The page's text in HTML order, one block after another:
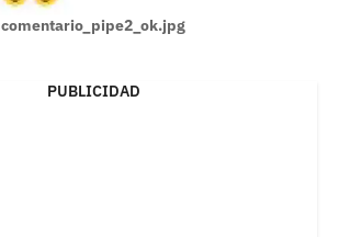
comentario_pipe2_ok.jpg
PUBLICIDAD